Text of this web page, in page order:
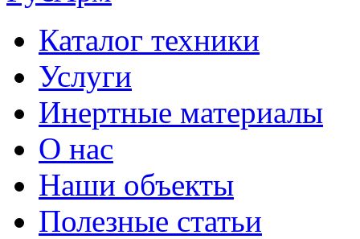
Каталог техники
Услуги
Инертные материалы
О нас
Наши объекты
Полезные статьи